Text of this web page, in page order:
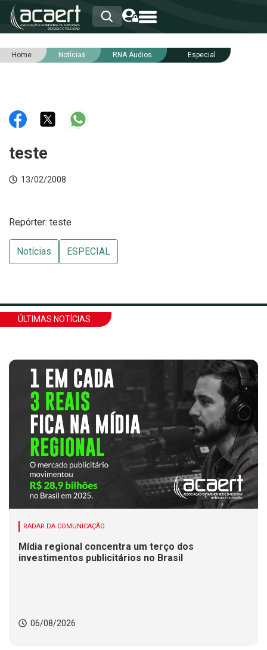
HOME
RNA
NOTÍCIAS
INTEGRIDADE
Home Notícias RNA Áudios Especial
teste
13/02/2008
Repórter: teste
Notícias ESPECIAL
ÚLTIMAS NOTÍCIAS
RADAR DA COMUNICAÇÃO
Mídia regional concentra um terço dos
investimentos publicitários no Brasil
06/08/2026